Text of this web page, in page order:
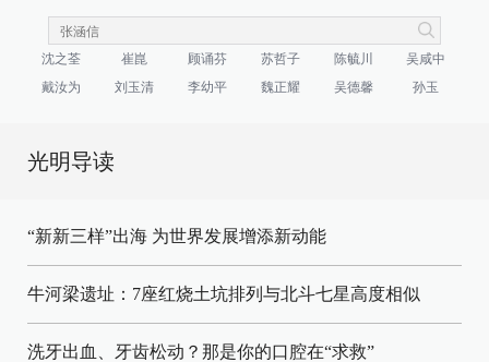
沈之荃 崔崑 顾诵芬 苏哲子 陈毓川
吴咸中
戴汝为
刘玉清 李幼平 魏正耀 吴德馨 孙玉
光明导读
“新新三样”出海 为世界发展增添新动能
牛河梁遗址：7座红烧土坑排列与北斗七星高度相似
洗牙出血、牙齿松动？那是你的口腔在“求救”